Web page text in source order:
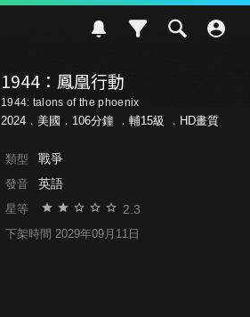
1944：鳳凰行動
1944: talons of the phoenix
2024．美國．106分鐘 ． 輔15級 ．HD畫質
類型 戰爭
發音 英語
星等 2.3
下架時間 2029年09月11日